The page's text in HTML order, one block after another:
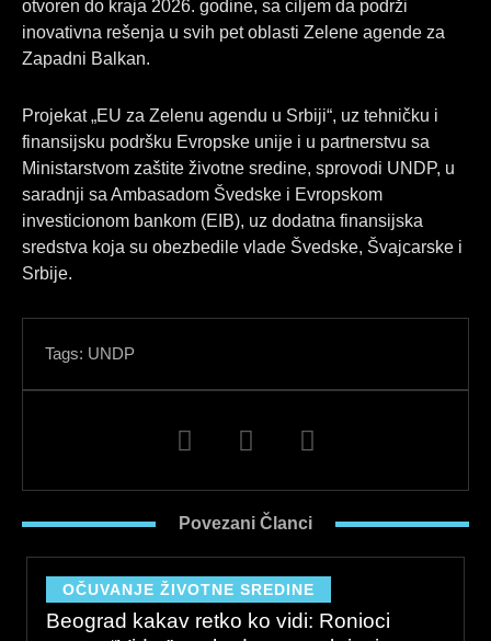
otvoren do kraja 2026. godine, sa ciljem da podrži
inovativna rešenja u svih pet oblasti Zelene agende za
Zapadni Balkan.
Projekat „EU za Zelenu agendu u Srbiji“, uz tehničku i
finansijsku podršku Evropske unije i u partnerstvu sa
Ministarstvom zaštite životne sredine, sprovodi UNDP, u
saradnji sa Ambasadom Švedske i Evropskom
investicionom bankom (EIB), uz dodatna finansijska
sredstva koja su obezbedile vlade Švedske, Švajcarske i
Srbije.
Tags: UNDP
F
a
e
b
o
o
k
L
i
k
e
d
i
n
I
n
t
a
g
r
a
Povezani Članci
OČUVANJE ŽIVOTNE SREDINE
Beograd kakav retko ko vidi: Ronioci